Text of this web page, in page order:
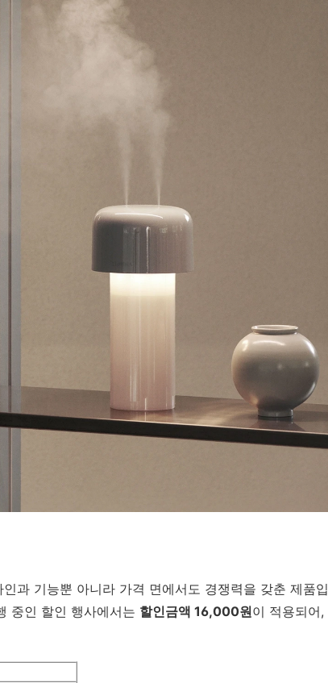
과 기능뿐 아니라 가격 면에서도 경쟁력을 갖춘 제품입
중인 할인 행사에서는 할인금액 16,000원이 적용되어,